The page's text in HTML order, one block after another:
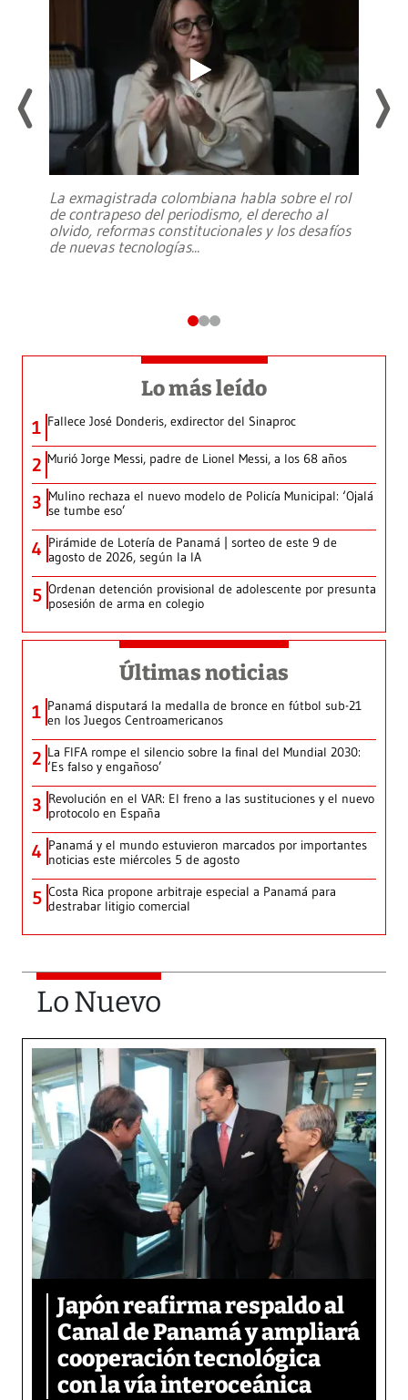
La exmagistrada colombiana habla sobre el rol
de contrapeso del periodismo, el derecho al
olvido, reformas constitucionales y los desafíos
de nuevas tecnologías...
Lo más leído
1 Fallece José Donderis, exdirector del Sinaproc
2 Murió Jorge Messi, padre de Lionel Messi, a los 68 años
3 Mulino rechaza el nuevo modelo de Policía Municipal: ‘Ojalá
se tumbe eso’
4 Pirámide de Lotería de Panamá | sorteo de este 9 de
agosto de 2026, según la IA
5 Ordenan detención provisional de adolescente por presunta
posesión de arma en colegio
Últimas noticias
1 Panamá disputará la medalla de bronce en fútbol sub-21
en los Juegos Centroamericanos
2 La FIFA rompe el silencio sobre la final del Mundial 2030:
‘Es falso y engañoso’
3 Revolución en el VAR: El freno a las sustituciones y el nuevo
protocolo en España
4 Panamá y el mundo estuvieron marcados por importantes
noticias este miércoles 5 de agosto
5 Costa Rica propone arbitraje especial a Panamá para
destrabar litigio comercial
Lo Nuevo
Japón reafirma respaldo al
Canal de Panamá y ampliará
cooperación tecnológica
con la vía interoceánica